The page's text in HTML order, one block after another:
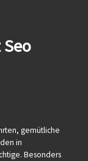
gemütliche
in
Besonders